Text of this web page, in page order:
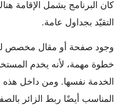
كان البرنامج يشمل الإقامة
التقيّد بجداول عامة.
وجود صفحة أو مقال مخصص
خطوة مهمة، لأنه يخدم
الخدمة نفسها. ومن داخل هذه
المناسب أيضًا ربط الزائر